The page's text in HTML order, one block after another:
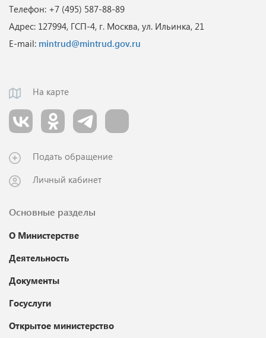
Телефон: +7 (495) 587-88-89
Адрес: 127994, ГСП-4, г. Москва, ул. Ильинка, 21
E-mail: mintrud@mintrud.gov.ru
На карте
Подать обращение
Личный кабинет
Основные разделы
О Министерстве
Деятельность
Документы
Госуслуги
Открытое министерство